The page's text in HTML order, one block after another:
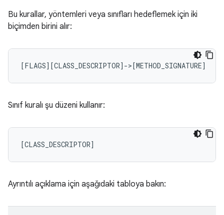
Bu kurallar, yöntemleri veya sınıfları hedeflemek için iki
biçimden birini alır:
Sınıf kuralı şu düzeni kullanır:
Ayrıntılı açıklama için aşağıdaki tabloya bakın: